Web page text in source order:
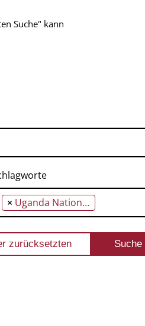
Suche" kann
× Uganda National Liberation Army (UNLA)